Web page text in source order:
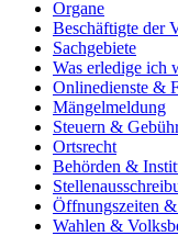
Organe
Beschäftigte der
Sachgebiete
Was erledige ich
Onlinedienste &
Mängelmeldung
Steuern &
Ortsrecht
Behörden &
Öffnungszeiten
Wahlen &